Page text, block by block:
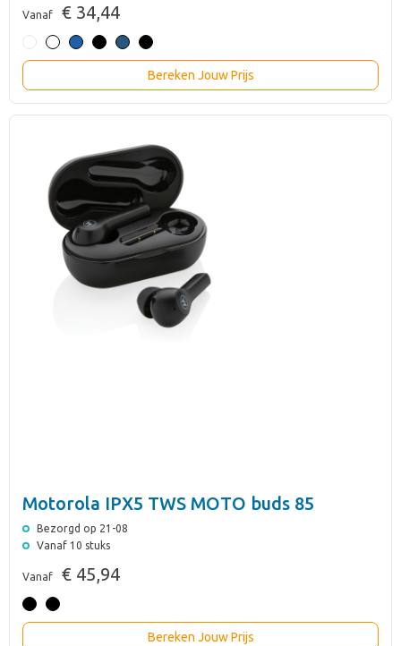
Vanaf € 34,44
Bereken Jouw Prijs
Motorola IPX5 TWS MOTO buds 85
Bezorgd op 21-08
Vanaf 10 stuks
Vanaf € 45,94
Bereken Jouw Prijs